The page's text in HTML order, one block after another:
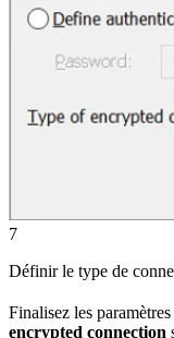
7
Définir le type de
Finalisez les
encrypted connection